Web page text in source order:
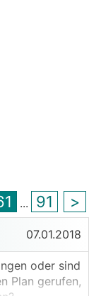
... 91 >
07.01.2018
oder sind
Plan gerufen,